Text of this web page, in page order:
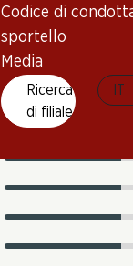
Codice di
sportello
Media
Ricerca
di filiale